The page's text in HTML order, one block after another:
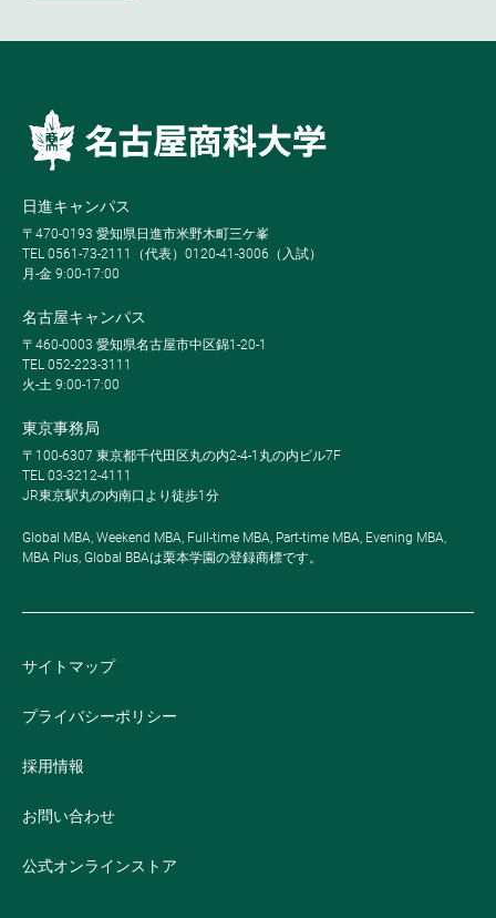
日進キャンパス
〒470-0193 愛知県日進市米野木町三ケ峯
TEL 0561-73-2111（代表）0120-41-3006（入試）
月-金 9:00-17:00
名古屋キャンパス
〒460-0003 愛知県名古屋市中区錦1-20-1
TEL 052-223-3111
火-土 9:00-17:00
東京事務局
〒100-6307 東京都千代田区丸の内2-4-1丸の内ビル7F
TEL 03-3212-4111
JR東京駅丸の内南口より徒歩1分
Global MBA, Weekend MBA, Full-time MBA, Part-time MBA, Evening MBA,
MBA Plus, Global BBAは栗本学園の登録商標です。
サイトマップ
プライバシーポリシー
採用情報
お問い合わせ
公式オンラインストア